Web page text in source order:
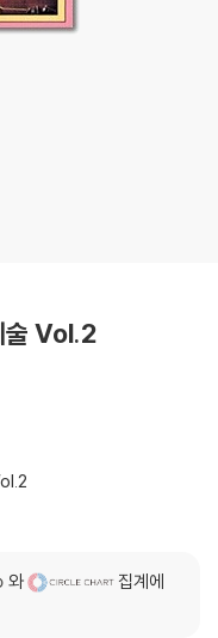
술 Vol.2
와
집계에